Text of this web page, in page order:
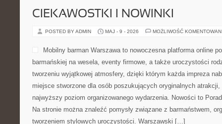
CIEKAWOSTKI I NOWINKI
POSTED BY ADMIN MAJ - 9 - 2026 MOŻLIWOŚĆ
Mobilny barman Warszawa to nowoczesna platforma online
barmańskiej na wesela, eventy firmowe, a także uroczystości
tworzeniu wyjątkowej atmosfery, dzięki którym każda impreza
miejsce stworzone dla osób poszukujących oryginalnych
najwyższy poziom organizowanego wydarzenia. Nowości to
Na stronie można znaleźć pomysły związane z barmaństwem,
tworzeniem stylowych uroczystości. Warszawski […]